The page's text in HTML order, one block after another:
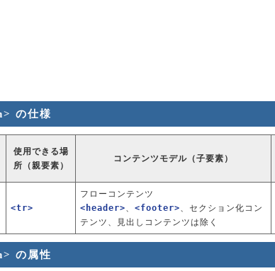
の仕様
使用できる場
所（親要素）
コンテンツモデル（子要素）
<tr>
フローコンテンツ
<header>
<footer> 、セクション化コン
テンツ、見出しコンテンツは除く
の属性